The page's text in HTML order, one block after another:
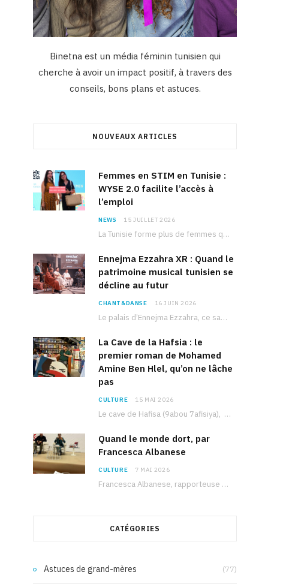
Binetna est un média féminin tunisien qui
cherche à avoir un impact positif, à travers des
conseils, bons plans et astuces.
NOUVEAUX ARTICLES
Femmes en STIM en Tunisie :
WYSE 2.0 facilite l’accès à
l’emploi
NEWS 15 JUILLET 2026
La Tunisie forme plus de femmes que d’hommes dans les filières scientifiques. Pourtant, pour beaucoup…
Ennejma Ezzahra XR : Quand le
patrimoine musical tunisien se
décline au futur
CHANT&DANSE 16 JUIN 2026
Le palais d’Ennejma Ezzahra, ce sanctuaire de la musique tunisienne et méditerranéenne construit par le…
La Cave de la Hafsia : le
premier roman de Mohamed
Amine Ben Hlel, qu’on ne lâche
pas
CULTURE 15 MAI 2026
Le cave de Hafisa (9abou 7afisiya), premier roman du journaliste tunisien Mohamed Amine Ben Hlel,…
Quand le monde dort, par
Francesca Albanese
CULTURE 7 MAI 2026
Francesca Albanese, rapporteuse spéciale de l’ONU sur les territoires palestiniens occupés, était à Tunis pour…
CATÉGORIES
Astuces de grand-mères (77)